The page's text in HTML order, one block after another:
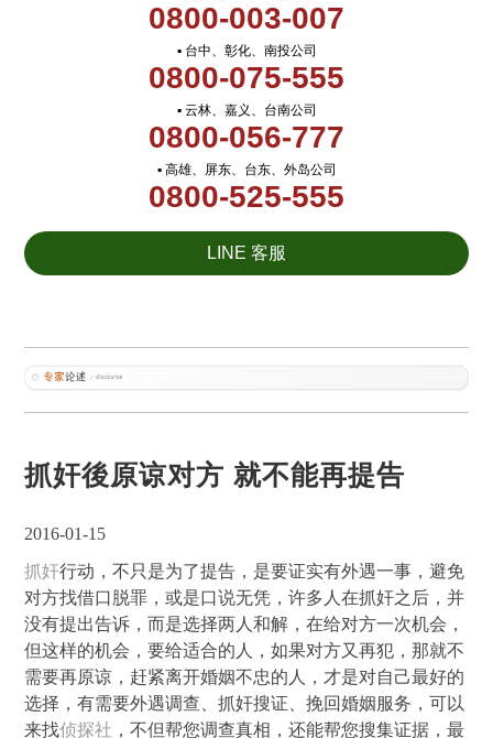
0800-003-007
▪ 台中、彰化、南投公司
0800-075-555
▪ 云林、嘉义、台南公司
0800-056-777
▪ 高雄、屏东、台东、外岛公司
0800-525-555
LINE 客服
抓奸後原谅对方 就不能再提告
2016-01-15
抓奸行动，不只是为了提告，是要证实有外遇一事，避免
对方找借口脱罪，或是口说无凭，许多人在抓奸之后，并
没有提出告诉，而是选择两人和解，在给对方一次机会，
但这样的机会，要给适合的人，如果对方又再犯，那就不
需要再原谅，赶紧离开婚姻不忠的人，才是对自己最好的
选择，有需要外遇调查、抓奸搜证、挽回婚姻服务，可以
来找侦探社 ，不但帮您调查真相，还能帮您搜集证据，最